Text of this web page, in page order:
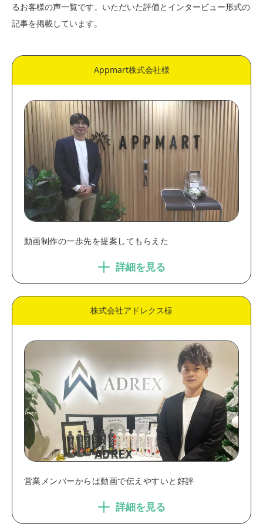
るお客様の声一覧です。 いただいた評価とインタービュー形式の
記事を掲載しています。
Appmart株式会社様
動画制作の一歩先を提案してもらえた
詳細を見る
株式会社アドレクス様
営業メンバーからは動画で伝えやすいと好評
詳細を見る